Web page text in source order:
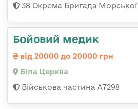
38 Окрема Бригада Морської
Бойовий медик
від 20000 до 20000 грн
Біла Церква
Військова частина А7298